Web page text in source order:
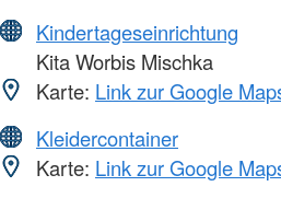
Kindertageseinrichtung
Kita Worbis Mischka
Karte: Link zur Google
Kleidercontainer
Karte: Link zur Google